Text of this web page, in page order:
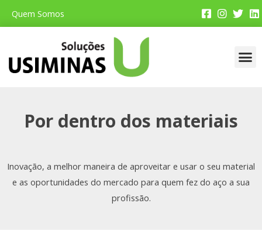
Quem Somos
Por dentro dos materiais
Inovação, a melhor maneira de aproveitar e usar o seu material
e as oportunidades do mercado para quem fez do aço a sua
profissão.